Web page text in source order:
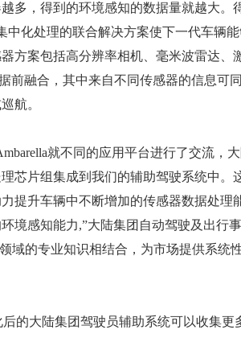
多，得到的环境感知的数据量就越大。
中化处理的联合解决方案使下一代车辆
方案包括高分辨率相机、毫米波雷达、
前融合，其中来自不同传感器的信息可
航。
就不同的应用平台进行了交流，
芯片组集成到我们的辅助驾驶系统中。
提升车辆中不断增加的传感器数据处理
境感知能力,”大陆集团自动驾驶及出行
域的专业知识相结合，为市场提供系统
后的大陆集团驾驶员辅助系统可以收集更